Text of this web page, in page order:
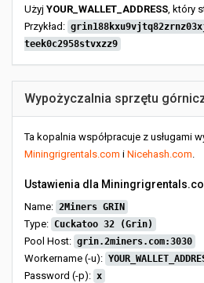
Użyj YOUR_WALLET_ADDRESS, który
Przykład:
teek0c2958stvxzz9
Wypożyczalnia sprzętu
Ta kopalnia współpracuje z usługami
Miningrigrentals.com i Nicehash.com.
Ustawienia dla
Name: 2Miners GRIN
Type: Cuckatoo 32 (Grin)
Pool Host: grin.2miners.com:3030
Workername (-u):
Password (-p): x